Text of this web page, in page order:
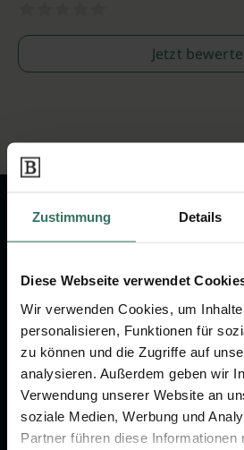
Zustimmung Details
Diese Webseite verwendet
Wir verwenden Cookies, um
personalisieren, Funktionen für
zu können und die Zugriffe auf
analysieren. Außerdem geben wir
Verwendung unserer Website an
soziale Medien, Werbung und
Partner führen diese Informationen
Jetzt
um das Thema
Vorsorge.
Jetzt beraten
FÜR SIE
FÜR